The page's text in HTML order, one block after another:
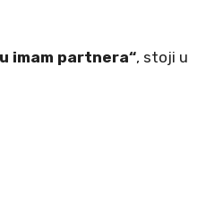
imam partnera“, stoji u